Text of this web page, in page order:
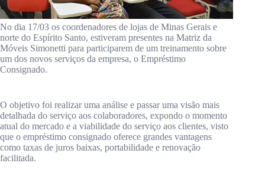
No dia 17/03 os coordenadores de lojas de Minas Gerais e
norte do Espírito Santo, estiveram presentes na Matriz da
Móveis Simonetti para participarem de um treinamento sobre
um dos novos serviços da empresa, o Empréstimo
Consignado.
O objetivo foi realizar uma análise e passar uma visão mais
detalhada do serviço aos colaboradores, expondo o momento
atual do mercado e a viabilidade do serviço aos clientes, visto
que o empréstimo consignado oferece grandes vantagens
como taxas de juros baixas, portabilidade e renovação
facilitada.